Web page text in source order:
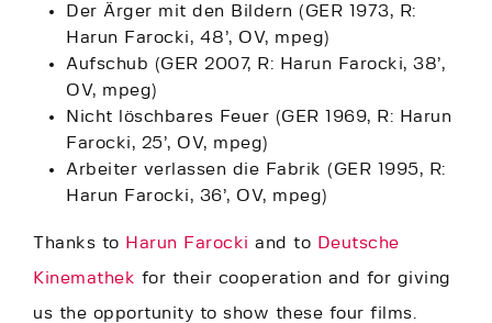
Der Ärger mit den Bildern (GER 1973, R:
Harun Farocki, 48’, OV, mpeg)
Aufschub (GER 2007, R: Harun Farocki, 38’,
OV, mpeg)
Nicht löschbares Feuer (GER 1969, R: Harun
Farocki, 25’, OV, mpeg)
Arbeiter verlassen die Fabrik (GER 1995, R:
Harun Farocki, 36’, OV, mpeg)
Thanks to Harun Farocki and to Deutsche
Kinemathek for their cooperation and for giving
us the opportunity to show these four films.